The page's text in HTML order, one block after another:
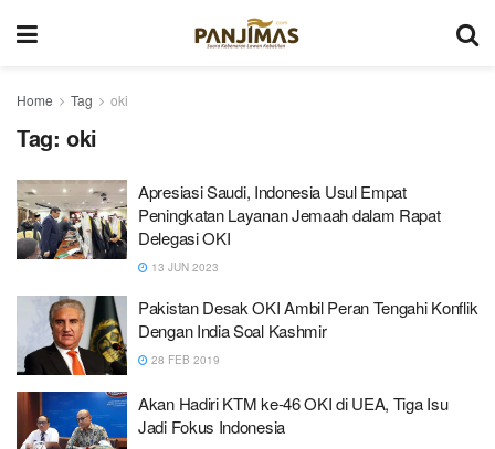
Home Tag oki
Tag: oki
Apresiasi Saudi, Indonesia Usul Empat
Peningkatan Layanan Jemaah dalam Rapat
Delegasi OKI
13 JUN 2023
Pakistan Desak OKI Ambil Peran Tengahi Konflik
Dengan India Soal Kashmir
28 FEB 2019
Akan Hadiri KTM ke-46 OKI di UEA, Tiga Isu
Jadi Fokus Indonesia